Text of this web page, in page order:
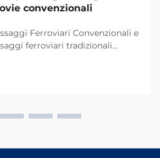
convenzionali
Ferroviari Convenzionali e
ferroviari tradizionali
dei treni per le operazioni
parte dei sistemi si basa su